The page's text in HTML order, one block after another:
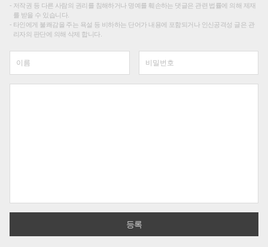
저작권 등 다른 사람의 권리를 침해하거나 명예를 훼손하는 댓글은 관련 법률에 의해 제재
를 받을 수 있습니다.
타인에게 불쾌감을 주는 욕설 등 비하하는 단어가 내용에 포함되거나 인신공격성 글은 관
리자의 판단에 의해 삭제 합니다.